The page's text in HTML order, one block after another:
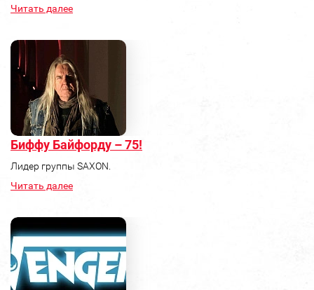
Читать далее
Биффу Байфорду – 75!
Лидер группы SAXON.
Читать далее